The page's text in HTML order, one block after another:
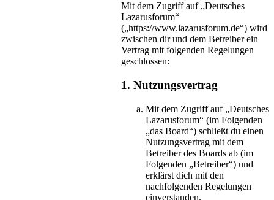
Mit dem Zugriff auf „Deutsches
Lazarusforum“
(„https://www.lazarusforum.de“) wird
zwischen dir und dem Betreiber ein
Vertrag mit folgenden Regelungen
geschlossen:
1. Nutzungsvertrag
Mit dem Zugriff auf „Deutsches
Lazarusforum“ (im Folgenden
„das Board“) schließt du einen
Nutzungsvertrag mit dem
Betreiber des Boards ab (im
Folgenden „Betreiber“) und
erklärst dich mit den
nachfolgenden Regelungen
einverstanden.